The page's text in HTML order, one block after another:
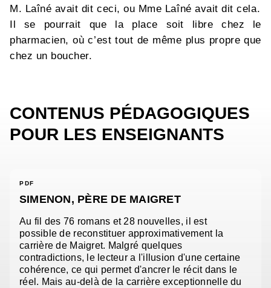
M. Laîné avait dit ceci, ou Mme Laîné avait dit cela.
Il se pourrait que la place soit libre chez le
pharmacien, où c’est tout de même plus propre que
chez un boucher.
CONTENUS PÉDAGOGIQUES
POUR LES ENSEIGNANTS
PDF
SIMENON, PÈRE DE MAIGRET
Au fil des 76 romans et 28 nouvelles, il est
possible de reconstituer approximativement la
carrière de Maigret. Malgré quelques
contradictions, le lecteur a l'illusion d'une certaine
cohérence, ce qui permet d'ancrer le récit dans le
réel. Mais au-delà de la carrière exceptionnelle du